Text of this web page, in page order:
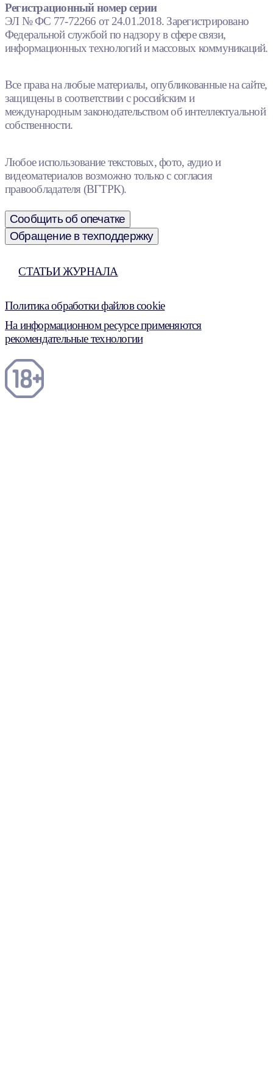
Регистрационный номер серии
ЭЛ № ФС 77-72266 от 24.01.2018. Зарегистрировано
Федеральной службой по надзору в сфере связи,
информационных технологий и массовых коммуникаций.
Все права на любые материалы, опубликованные на сайте,
защищены в соответствии с российским и
международным законодательством об интеллектуальной
собственности.
Любое использование текстовых, фото, аудио и
видеоматериалов возможно только с согласия
правообладателя (ВГТРК).
Сообщить об опечатке
Обращение в техподдержку
СТАТЬИ ЖУРНАЛА
Политика обработки файлов cookie
На информационном ресурсе применяются
рекомендательные технологии